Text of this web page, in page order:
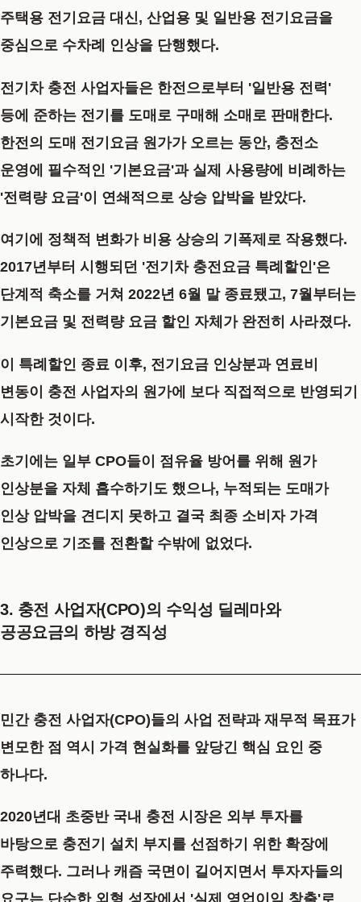
주택용 전기요금 대신, 산업용 및 일반용 전기요금을
중심으로 수차례 인상을 단행했다.
전기차 충전 사업자들은 한전으로부터 '일반용 전력'
등에 준하는 전기를 도매로 구매해 소매로 판매한다.
한전의 도매 전기요금 원가가 오르는 동안, 충전소
운영에 필수적인 '기본요금'과 실제 사용량에 비례하는
'전력량 요금'이 연쇄적으로 상승 압박을 받았다.
여기에 정책적 변화가 비용 상승의 기폭제로 작용했다.
2017년부터 시행되던 '전기차 충전요금 특례할인'은
단계적 축소를 거쳐 2022년 6월 말 종료됐고, 7월부터는
기본요금 및 전력량 요금 할인 자체가 완전히 사라졌다.
이 특례할인 종료 이후, 전기요금 인상분과 연료비
변동이 충전 사업자의 원가에 보다 직접적으로 반영되기
시작한 것이다.
초기에는 일부 CPO들이 점유율 방어를 위해 원가
인상분을 자체 흡수하기도 했으나, 누적되는 도매가
인상 압박을 견디지 못하고 결국 최종 소비자 가격
인상으로 기조를 전환할 수밖에 없었다.
3. 충전 사업자(CPO)의 수익성 딜레마와
공공요금의 하방 경직성
민간 충전 사업자(CPO)들의 사업 전략과 재무적 목표가
변모한 점 역시 가격 현실화를 앞당긴 핵심 요인 중
하나다.
2020년대 초중반 국내 충전 시장은 외부 투자를
바탕으로 충전기 설치 부지를 선점하기 위한 확장에
주력했다. 그러나 캐즘 국면이 길어지면서 투자자들의